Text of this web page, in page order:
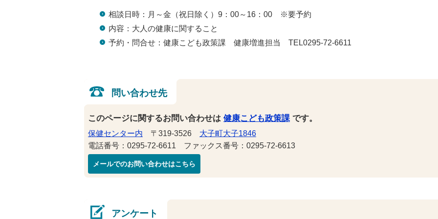
相談日時：月～金（祝日除く）9：00～16：00 ※要予約
内容：大人の健康に関すること
予約・問合せ：健康こども政策課 健康増進担当 TEL0295-72-6611
問い合わせ先
このページに関するお問い合わせは 健康こども政策課 です。
保健センター内 〒319-3526 大子町大子1846
電話番号：0295-72-6611 ファックス番号：0295-72-6613
メールでのお問い合わせはこちら
アンケート